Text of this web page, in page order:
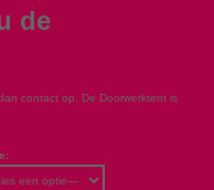
de
contact op. De Doorwerktent is